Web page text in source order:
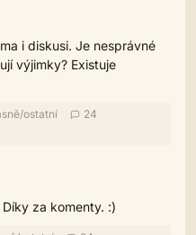
i diskusi. Je nesprávné
výjimky? Existuje
/ostatní
24
za komenty. :)